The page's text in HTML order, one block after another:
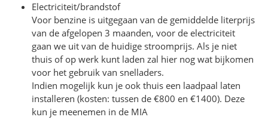
Electriciteit/brandstof
Voor benzine is uitgegaan van de gemiddelde literprijs
van de afgelopen 3 maanden, voor de electriciteit
gaan we uit van de huidige stroomprijs. Als je niet
thuis of op werk kunt laden zal hier nog wat bijkomen
voor het gebruik van snelladers.
Indien mogelijk kun je ook thuis een laadpaal laten
installeren (kosten: tussen de €800 en €1400). Deze
kun je meenemen in de MIA